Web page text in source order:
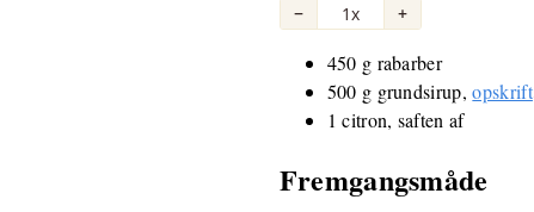
− 1x +
450 g rabarber
500 g grundsirup,opskrift
1 citron, saften af
Fremgangsmåde